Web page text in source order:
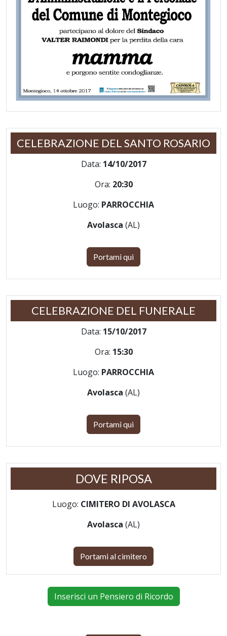
CELEBRAZIONE DEL SANTO ROSARIO
Data: 14/10/2017
Ora: 20:30
Luogo: PARROCCHIA
Avolasca (AL)
Portami qui
CELEBRAZIONE DEL FUNERALE
Data: 15/10/2017
Ora: 15:30
Luogo: PARROCCHIA
Avolasca (AL)
Portami qui
DOVE RIPOSA
Luogo: CIMITERO DI AVOLASCA
Avolasca (AL)
Portami al cimitero
Inserisci un Pensiero di Ricordo